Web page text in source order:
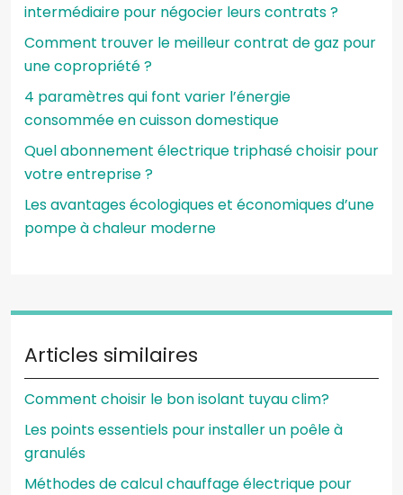
intermédiaire pour négocier leurs contrats ?
Comment trouver le meilleur contrat de gaz pour
une copropriété ?
4 paramètres qui font varier l’énergie
consommée en cuisson domestique
Quel abonnement électrique triphasé choisir pour
votre entreprise ?
Les avantages écologiques et économiques d’une
pompe à chaleur moderne
Articles similaires
Comment choisir le bon isolant tuyau clim?
Les points essentiels pour installer un poêle à
granulés
Méthodes de calcul chauffage électrique pour